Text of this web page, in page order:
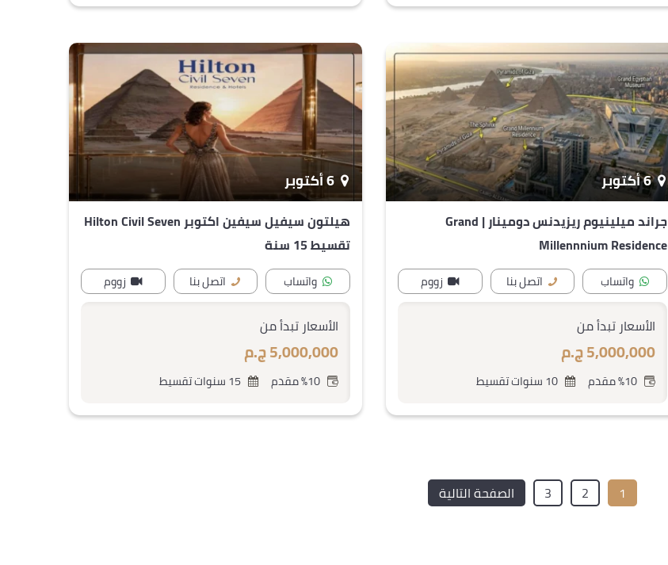
6 أكتوبر
جراند ميلينيوم ريزيدنس دومينار | Grand
Millennnium Residence
واتساب اتصل بنا زووم
الأسعار تبدأ من
5,000,000 ج.م
%10 مقدم 10 سنوات تقسيط
6 أكتوبر
هيلتون سيفيل سيفين اكتوبر Hilton Civil Seven
تقسيط 15 سنة
واتساب اتصل بنا زووم
الأسعار تبدأ من
5,000,000 ج.م
%10 مقدم 15 سنوات تقسيط
1
2
3 الصفحة التالية